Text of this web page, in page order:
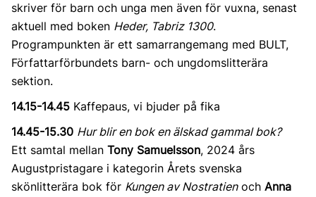
skriver för barn och unga men även för vuxna, senast
aktuell med boken Heder, Tabriz 1300.
Programpunkten är ett samarrangemang med BULT,
Författarförbundets barn- och ungdomslitterära
sektion.
14.15-14.45 Kaffepaus, vi bjuder på fika
14.45-15.30 Hur blir en bok en älskad gammal bok?
Ett samtal mellan Tony Samuelsson, 2024 års
Augustpristagare i kategorin Årets svenska
skönlitterära bok för Kungen av Nostratienoch Anna